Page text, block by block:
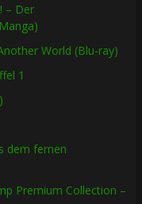
– Der
World (Blu-ray)
1
dem fernen
Premium Collection –